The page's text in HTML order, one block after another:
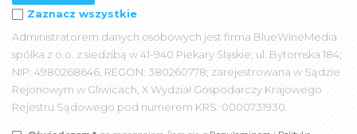
Zaznacz wszystkie
Administratorem danych osobowych jest firma BlueWineMedia
spółka z o.o. z siedzibą w 41-940 Piekary Śląskie; ul. Bytomska 184;
NIP: 4980268646, REGON: 380260778; zarejestrowana w Sądzie
Rejonowym w Gliwicach, X Wydział Gospodarczy Krajowego
Rejestru Sądowego pod numerem KRS: 0000731930.